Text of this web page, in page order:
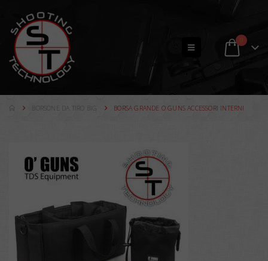
0
BORSONE DA TIRO BIG BORSA GRANDE O GUNS ACCESSORI INTERNI